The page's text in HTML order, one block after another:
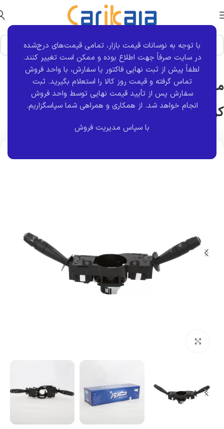
با توجه به نوسانات قیمت بازار، تمامی قیمت‌های درج‌شده
در سایت صرفاً جهت اطلاع بوده و ممکن است تغییر کنند.
لطفاً پیش از ثبت نهایی فاکتور یا سفارش، با واحد فروش
تماس گرفته و قیمت روز کالا را استعلام بگیرید. ثبت
سفارش پس از تأیید قیمت نهایی توسط واحد فروش
انجام خواهد شد. از همکاری و همراهی شما سپاسگزاریم.
با سپاس مدیریت فروش
خانه برند قطعه کروز
مجموعه دسته راهنما تارا AUTO Light
کروز